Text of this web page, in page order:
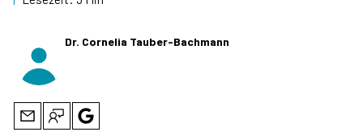
Dr. Cornelia Tauber-Bachmann